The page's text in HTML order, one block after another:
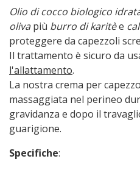
Olio di cocco biologico
olivapiù burro di karitèe
proteggere da capezzoli
Il trattamento è sicuro da
l'allattamento.
La nostra crema per
massaggiata nel perineo
gravidanza e dopo il
guarigione.
Specifiche: